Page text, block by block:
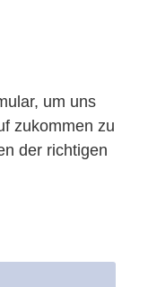
um uns
zukommen zu
der richtigen